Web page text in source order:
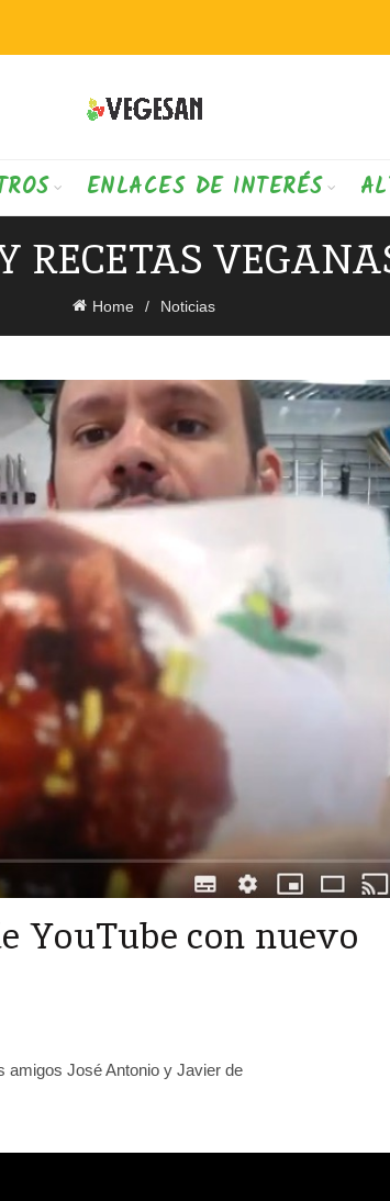
ENLACES DE INTERÉS
RECETAS
Home Noticias
YouTube con nuevo
amigos José Antonio y Javier de